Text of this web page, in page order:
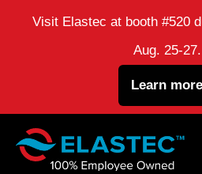
para
Visit Elastec at booth #520
Aug. 25-27.
Learn more